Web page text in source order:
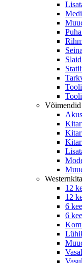
Võimendid
12
12
6
6